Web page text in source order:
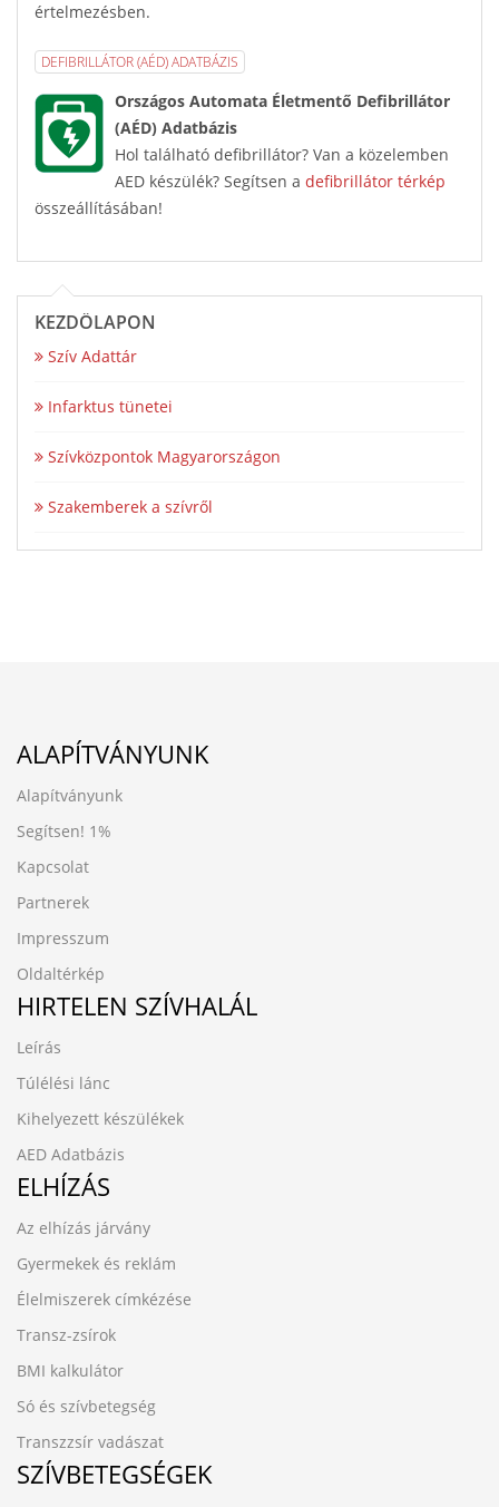
értelmezésben.
DEFIBRILLÁTOR (AÉD) ADATBÁZIS
Országos Automata Életmentő Defibrillátor
(AÉD) Adatbázis
Hol található defibrillátor? Van a közelemben
AED készülék? Segítsen a defibrillátor térkép
összeállításában!
KEZDŐLAPON
Szív Adattár
Infarktus tünetei
Szívközpontok Magyarországon
Szakemberek a szívről
ALAPÍTVÁNYUNK
Alapítványunk
Segítsen! 1%
Kapcsolat
Partnerek
Impresszum
Oldaltérkép
HIRTELEN SZÍVHALÁL
Leírás
Túlélési lánc
Kihelyezett készülékek
AED Adatbázis
ELHÍZÁS
Az elhízás járvány
Gyermekek és reklám
Élelmiszerek címkézése
Transz-zsírok
BMI kalkulátor
Só és szívbetegség
Transzzsír vadászat
SZÍVBETEGSÉGEK